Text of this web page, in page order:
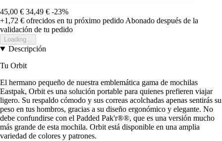
45,00 € 34,49 € -23%
+1,72 € ofrecidos en tu próximo pedido Abonado después de la
validación de tu pedido
Loading...
Descripción
Tu Orbit
El hermano pequeño de nuestra emblemática gama de mochilas
Eastpak, Orbit es una solución portable para quienes prefieren viajar
ligero. Su respaldo cómodo y sus correas acolchadas apenas sentirás su
peso en tus hombros, gracias a su diseño ergonómico y elegante. No
debe confundirse con el Padded Pak'r®®, que es una versión mucho
más grande de esta mochila. Orbit está disponible en una amplia
variedad de colores y patrones.